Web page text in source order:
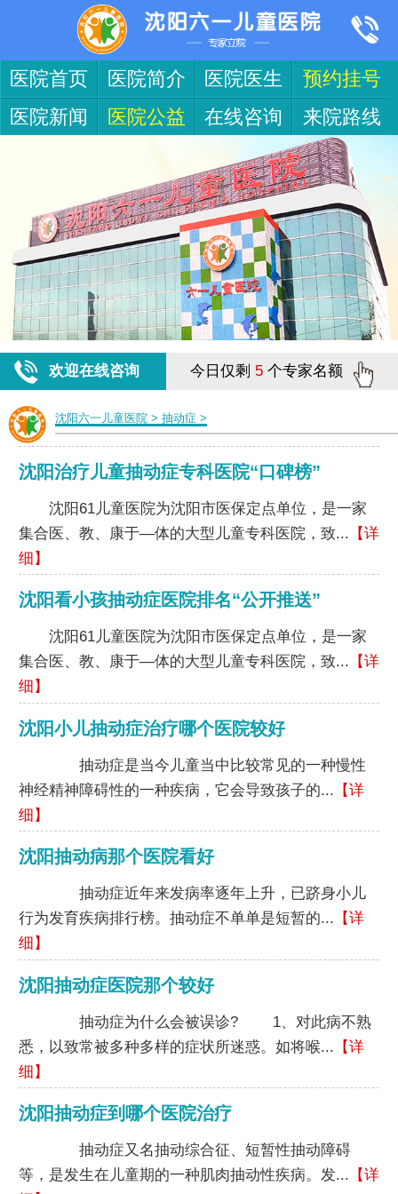
医院首页 医院简介 医院医生
预约挂号
医院新闻
医院公益 在线咨询 来院路线
欢迎在线咨询 今日仅剩 5 个专家名额
沈阳六一儿童医院> 抽动症 >
沈阳治疗儿童抽动症专科医院“口碑榜”
沈阳61儿童医院为沈阳市医保定点单位，是一家
集合医、教、康于—体的大型儿童专科医院，致... 【详
细】
沈阳看小孩抽动症医院排名“公开推送”
沈阳61儿童医院为沈阳市医保定点单位，是一家
集合医、教、康于—体的大型儿童专科医院，致... 【详
细】
沈阳小儿抽动症治疗哪个医院较好
抽动症是当今儿童当中比较常见的一种慢性
神经精神障碍性的一种疾病，它会导致孩子的... 【详
细】
沈阳抽动病那个医院看好
抽动症近年来发病率逐年上升，已跻身小儿
行为发育疾病排行榜。抽动症不单单是短暂的... 【详
细】
沈阳抽动症医院那个较好
抽动症为什么会被误诊? 1、对此病不熟
悉，以致常被多种多样的症状所迷惑。如将喉... 【详
细】
沈阳抽动症到哪个医院治疗
抽动症又名抽动综合征、短暂性抽动障碍
等，是发生在儿童期的一种肌肉抽动性疾病。发... 【详